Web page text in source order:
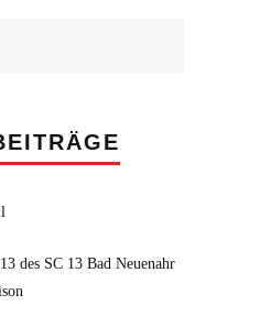
des SC 13 Bad Neuenahr